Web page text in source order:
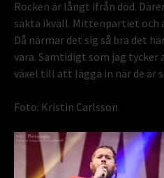
Rocken är långt ifrån död.
sakta ikväll. Mittenpartiet och
Då närmar det sig så bra det
vara. Samtidigt som jag
växel till att lägga in när de är
Foto: Kristin Carlsson